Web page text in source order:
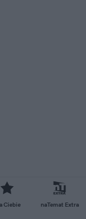
Ciebie naTemat Extra